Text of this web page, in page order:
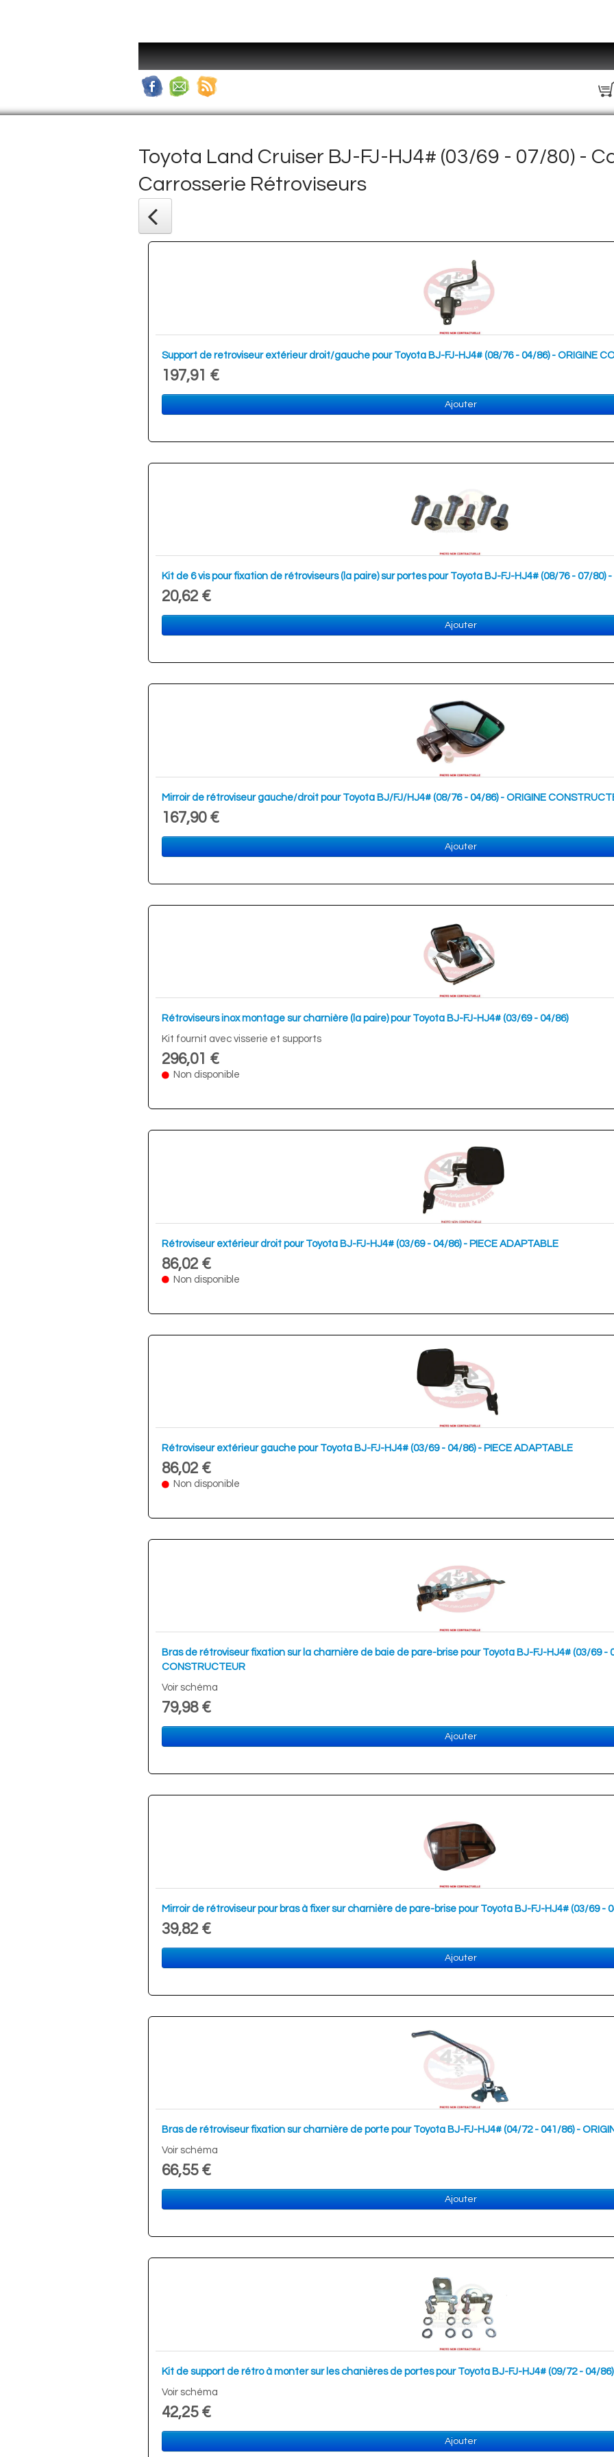
Toyota Land Cruiser BJ-FJ-HJ4# (03/69 - 07/80) -
Carrosserie Rétroviseurs
Support de retroviseur extérieur droit/gauche pour Toyota BJ-FJ-HJ4# (08/76 - 04/86) - ORIGINE
197,91 €
Ajouter
Kit de 6 vis pour fixation de rétroviseurs (la paire) sur portes pour Toyota BJ-FJ-HJ4# (08/76 - 07/80) -
20,62 €
Ajouter
Mirroir de rétroviseur gauche/droit pour Toyota BJ/FJ/HJ4# (08/76 - 04/86) - ORIGINE
167,90 €
Ajouter
Rétroviseurs inox montage sur charnière (la paire) pour Toyota BJ-FJ-HJ4# (03/69 - 04/86)
Kit fournit avec visserie et supports
296,01 €
Non disponible
Rétroviseur extérieur droit pour Toyota BJ-FJ-HJ4# (03/69 - 04/86) - PIECE ADAPTABLE
86,02 €
Non disponible
Rétroviseur extérieur gauche pour Toyota BJ-FJ-HJ4# (03/69 - 04/86) - PIECE ADAPTABLE
86,02 €
Non disponible
Bras de rétroviseur fixation sur la charnière de baie de pare-brise pour Toyota BJ-FJ-HJ4# (03/69 -
CONSTRUCTEUR
Voir schéma
79,98 €
Ajouter
Mirroir de rétroviseur pour bras à fixer sur charnière de pare-brise pour Toyota BJ-FJ-HJ4# (03/69 -
39,82 €
Ajouter
Bras de rétroviseur fixation sur charnière de porte pour Toyota BJ-FJ-HJ4# (04/72 - 041/86) -
Voir schéma
66,55 €
Ajouter
Kit de support de rétro à monter sur les chanières de portes pour Toyota BJ-FJ-HJ4# (09/72 - 04/86)
Voir schéma
42,25 €
Ajouter